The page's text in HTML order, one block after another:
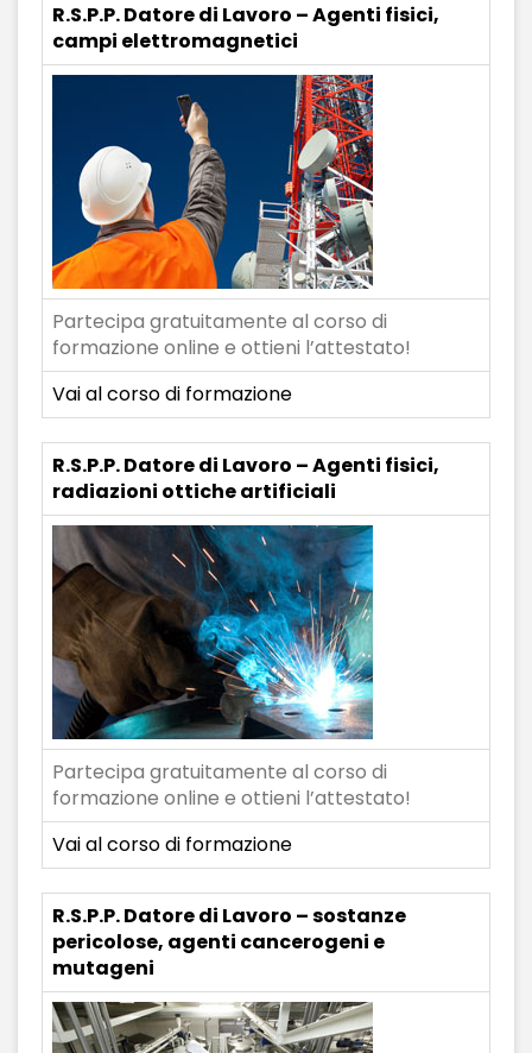
R.S.P.P. Datore di Lavoro – Agenti fisici,
campi elettromagnetici
Partecipa gratuitamente al corso di
formazione online e ottieni l’attestato!
Vai al corso di formazione
R.S.P.P. Datore di Lavoro – Agenti fisici,
radiazioni ottiche artificiali
Partecipa gratuitamente al corso di
formazione online e ottieni l’attestato!
Vai al corso di formazione
R.S.P.P. Datore di Lavoro – sostanze
pericolose, agenti cancerogeni e
mutageni